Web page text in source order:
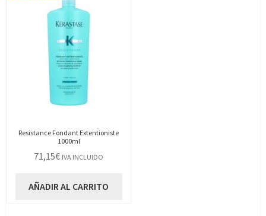
Resistance Fondant Extentioniste
1000ml
71,15€ IVA INCLUIDO
AÑADIR AL CARRITO